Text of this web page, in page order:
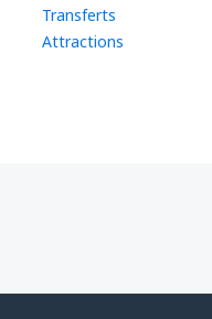
Transferts
Attractions